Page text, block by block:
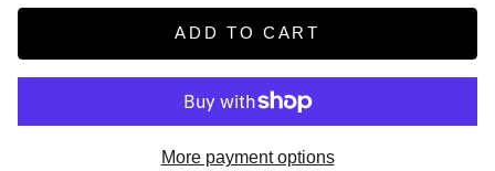
ADD TO CART
More payment options